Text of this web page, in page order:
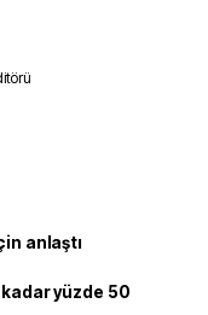
anlaştı
kadar yüzde 50